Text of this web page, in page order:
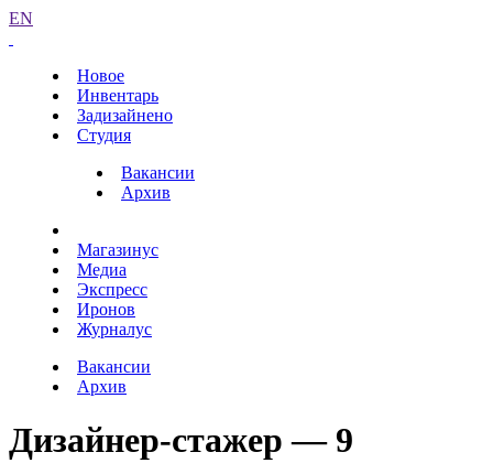
EN
Новое
Инвентарь
Задизайнено
Студия
Вакансии
Архив
Магазинус
Медиа
Экспресс
Иронов
Журналус
Вакансии
Архив
Дизайнер-стажер — 9